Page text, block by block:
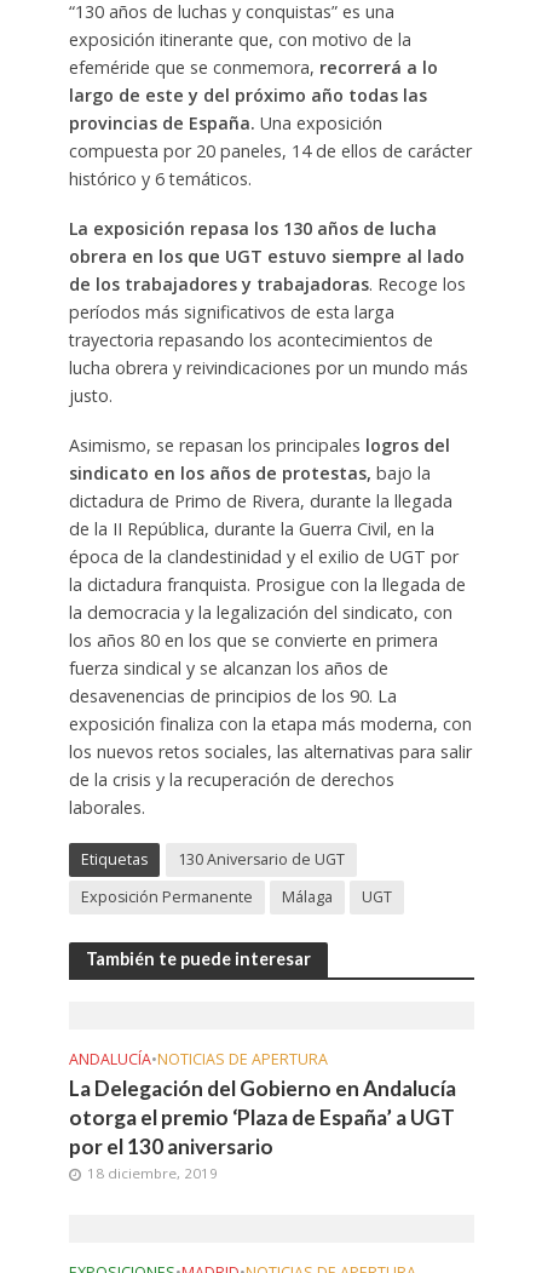
“130 años de luchas y conquistas” es una
exposición itinerante que, con motivo de la
efeméride que se conmemora, recorrerá a lo
largo de este y del próximo año todas las
provincias de España. Una exposición
compuesta por 20 paneles, 14 de ellos de carácter
histórico y 6 temáticos.
La exposición repasa los 130 años de lucha
obrera en los que UGT estuvo siempre al lado
de los trabajadores y trabajadoras. Recoge los
períodos más significativos de esta larga
trayectoria repasando los acontecimientos de
lucha obrera y reivindicaciones por un mundo más
justo.
Asimismo, se repasan los principales logros del
sindicato en los años de protestas, bajo la
dictadura de Primo de Rivera, durante la llegada
de la II República, durante la Guerra Civil, en la
época de la clandestinidad y el exilio de UGT por
la dictadura franquista. Prosigue con la llegada de
la democracia y la legalización del sindicato, con
los años 80 en los que se convierte en primera
fuerza sindical y se alcanzan los años de
desavenencias de principios de los 90. La
exposición finaliza con la etapa más moderna, con
los nuevos retos sociales, las alternativas para salir
de la crisis y la recuperación de derechos
laborales.
Etiquetas
130 Aniversario de UGT
Exposición Permanente
Málaga UGT
También te puede interesar
ANDALUCÍA•NOTICIAS DE APERTURA
La Delegación del Gobierno en Andalucía
otorga el premio ‘Plaza de España’ a UGT
por el 130 aniversario
18 diciembre, 2019